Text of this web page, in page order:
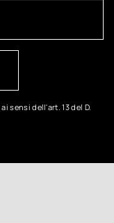
ai sensi dell'art. 13 del D.